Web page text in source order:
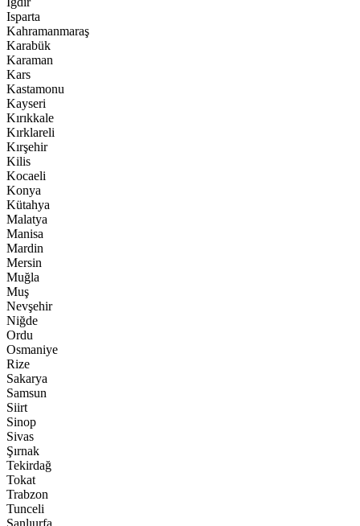
Isparta
Kahramanmaraş
Karabük
Karaman
Kars
Kastamonu
Kayseri
Kırıkkale
Kırklareli
Kırşehir
Kilis
Kocaeli
Konya
Kütahya
Malatya
Manisa
Mardin
Mersin
Muğla
Muş
Nevşehir
Niğde
Ordu
Osmaniye
Rize
Sakarya
Samsun
Siirt
Sinop
Sivas
Şırnak
Tekirdağ
Tokat
Trabzon
Tunceli
Şanlıurfa